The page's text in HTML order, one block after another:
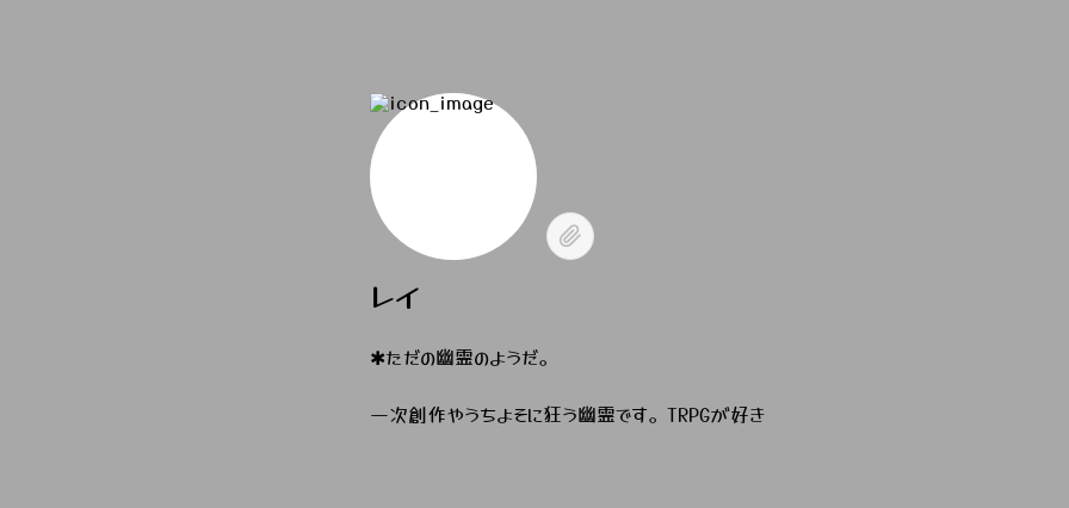
レイ
✱ただの幽霊のようだ。
一次創作やうちよそに狂う幽霊です。TRPGが好き